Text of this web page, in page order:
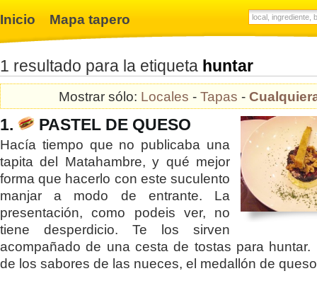
Inicio Mapa tapero
1 resultado para la etiqueta huntar
Mostrar sólo: Locales - Tapas -
1. PASTEL DE QUESO
Hacía tiempo que no publicaba una
tapita del Matahambre, y qué mejor
forma que hacerlo con este suculento
manjar a modo de entrante. La
presentación, como podeis ver, no
tiene desperdicio. Te los sirven
acompañado de una cesta de tostas para
de los sabores de las nueces, el medallón de